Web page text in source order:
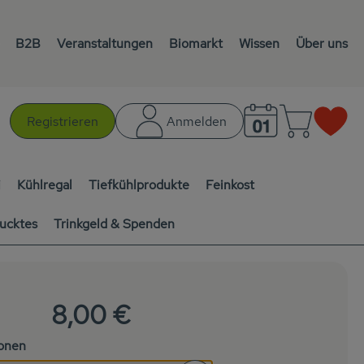
B2B Veranstaltungen Biomarkt Wissen Über uns
Registrieren Anmelden
Kühlregal Tiefkühlprodukte Feinkost
Trinkgeld & Spenden
8,00 €